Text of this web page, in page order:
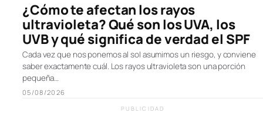
¿Cómo te afectan los rayos
ultravioleta? Qué son los UVA, los
UVB y qué significa de verdad el SPF
Cada vez que nos ponemos al sol asumimos un riesgo, y conviene
saber exactamente cuál. Los rayos ultravioleta son una porción
pequeña…
05/08/2026
PUBLICIDAD